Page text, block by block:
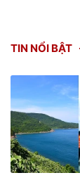
TIN NỔI BẬT